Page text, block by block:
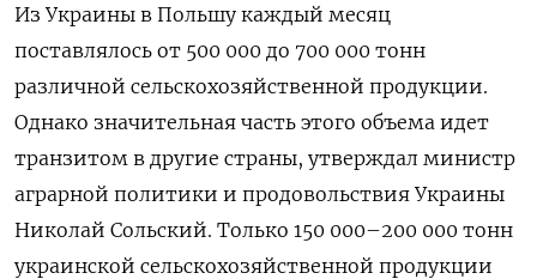
Из Украины в Польшу каждый месяц
поставлялось от 500 000 до 700 000 тонн
различной сельскохозяйственной продукции.
Однако значительная часть этого объема идет
транзитом в другие страны, утверждал министр
аграрной политики и продовольствия Украины
Николай Сольский. Только 150 000–200 000 тонн
украинской сельскохозяйственной продукции